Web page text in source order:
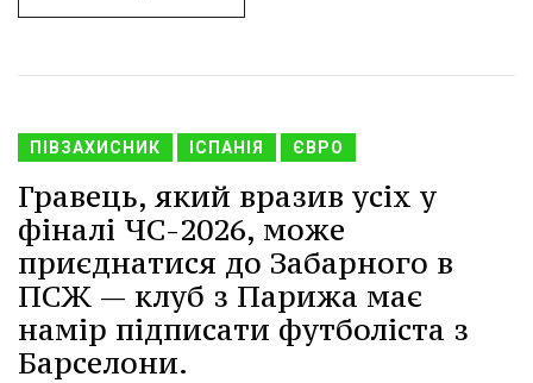
ПІВЗАХИСНИК ІСПАНІЯ ЄВРО
Гравець, який вразив усіх у
фіналі ЧС-2026, може
приєднатися до Забарного в
ПСЖ — клуб з Парижа має
намір підписати футболіста з
Барселони.